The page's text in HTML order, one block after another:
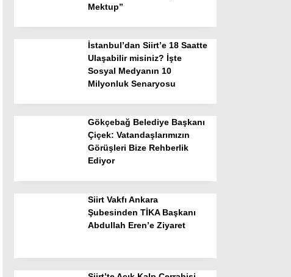
Mektup”
İstanbul’dan Siirt’e 18 Saatte
Ulaşabilir misiniz? İşte
Sosyal Medyanın 10
Milyonluk Senaryosu
Gökçebağ Belediye Başkanı
Çiçek: Vatandaşlarımızın
Görüşleri Bize Rehberlik
Ediyor
Siirt Vakfı Ankara
Şubesinden TİKA Başkanı
Abdullah Eren’e Ziyaret